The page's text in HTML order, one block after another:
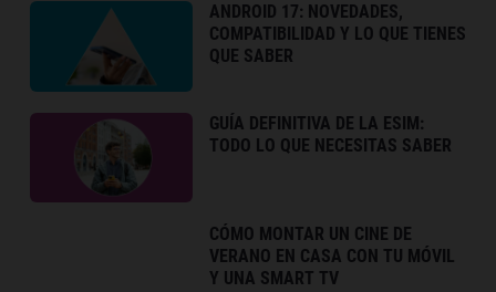
ANDROID 17: NOVEDADES,
COMPATIBILIDAD Y LO QUE TIENES
QUE SABER
GUÍA DEFINITIVA DE LA ESIM:
TODO LO QUE NECESITAS SABER
CÓMO MONTAR UN CINE DE
VERANO EN CASA CON TU MÓVIL
Y UNA SMART TV